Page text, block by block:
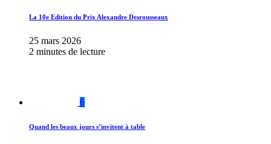
La 10e Edition du Prix Alexandre Desrousseaux
25 mars 2026
2 minutes de lecture
6
Quand les beaux jours s’invitent à table